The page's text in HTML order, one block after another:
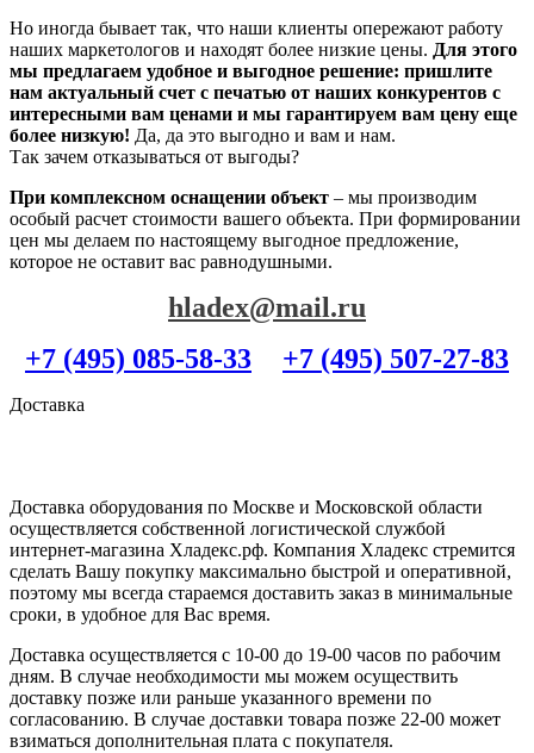
Но иногда бывает так, что наши клиенты опережают работу
наших маркетологов и находят более низкие цены. Для этого
мы предлагаем удобное и выгодное решение: пришлите
нам актуальный счет с печатью от наших конкурентов с
интересными вам ценами и мы гарантируем вам цену еще
более низкую! Да, да это выгодно и вам и нам.
Так зачем отказываться от выгоды?
При комплексном оснащении объект – мы производим
особый расчет стоимости вашего объекта. При формировании
цен мы делаем по настоящему выгодное предложение,
которое не оставит вас равнодушными.
hladex@mail.ru
+7 (495) 085-58-33
+7 (495) 507-27-83
Доставка
Доставка оборудования по Москве и Московской области
осуществляется собственной логистической службой
интернет-магазина Хладекс.рф. Компания Хладекс стремится
сделать Вашу покупку максимально быстрой и оперативной,
поэтому мы всегда стараемся доставить заказ в минимальные
сроки, в удобное для Вас время.
Доставка осуществляется с 10-00 до 19-00 часов по рабочим
дням. В случае необходимости мы можем осуществить
доставку позже или раньше указанного времени по
согласованию. В случае доставки товара позже 22-00 может
взиматься дополнительная плата с покупателя.